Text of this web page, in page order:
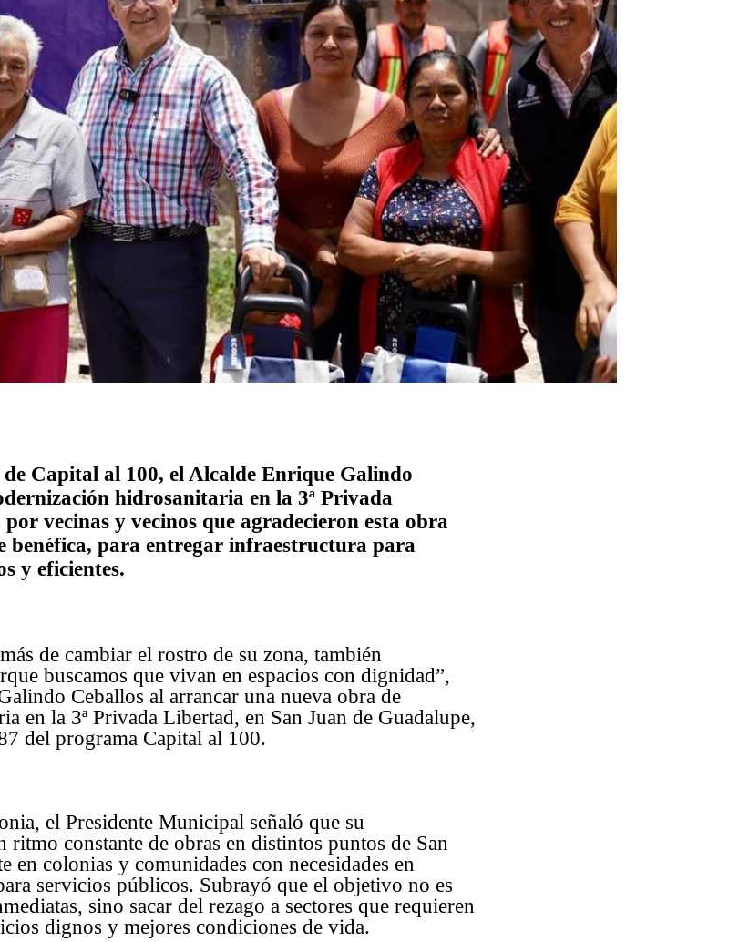
Capital al 100, el Alcalde Enrique Galindo
hidrosanitaria en la 3ª Privada
vecinas y vecinos que agradecieron esta obra
benéfica, para entregar infraestructura para
y eficientes.
de cambiar el rostro de su zona, también
buscamos que vivan en espacios con dignidad”,
Ceballos al arrancar una nueva obra de
en la 3ª Privada Libertad, en San Juan de Guadalupe,
del programa Capital al 100.
el Presidente Municipal señaló que su
ritmo constante de obras en distintos puntos de San
en colonias y comunidades con necesidades en
servicios públicos. Subrayó que el objetivo no es
sino sacar del rezago a sectores que requieren
dignos y mejores condiciones de vida.